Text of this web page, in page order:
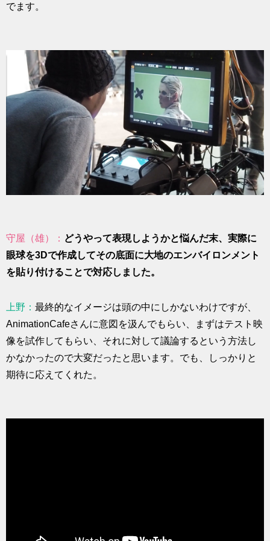
でます。
守屋（雄）： どうやって表現しようかと悩んだ末、実際に
眼球を3Dで作成してその底面に大地のエンバイロンメント
を貼り付けることで対応しました。
上野： 最終的なイメージは頭の中にしかないわけですが、
AnimationCafeさんに意図を汲んでもらい、まずはテスト映
像を試作してもらい、それに対して議論するという方法し
かなかったので大変だったと思います。でも、しっかりと
期待に応えてくれた。